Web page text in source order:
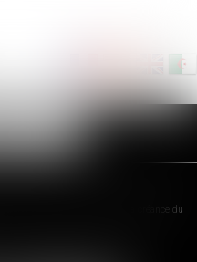
la valeur du bien restitué et la créance du